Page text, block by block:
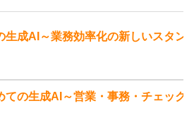
生成AI～業務効率化の新しいスタン
ての生成AI～営業・事務・チェック